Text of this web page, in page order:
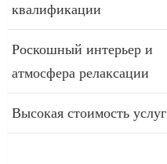
квалификации
Роскошный интерьер и
атмосфера релаксации
Высокая стоимость услуг